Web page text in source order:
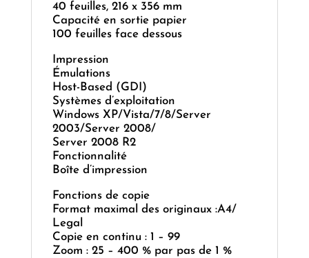
40 feuilles, 216 x 356 mm
Capacité en sortie papier
100 feuilles face dessous
Impression
Émulations
Host-Based (GDI)
Systèmes d’exploitation
Windows XP/Vista/7/8/Server
2003/Server 2008/
Server 2008 R2
Fonctionnalité
Boîte d’impression
Fonctions de copie
Format maximal des originaux :A4/
Legal
Copie en continu : 1 – 99
Zoom : 25 – 400 % par pas de 1 %